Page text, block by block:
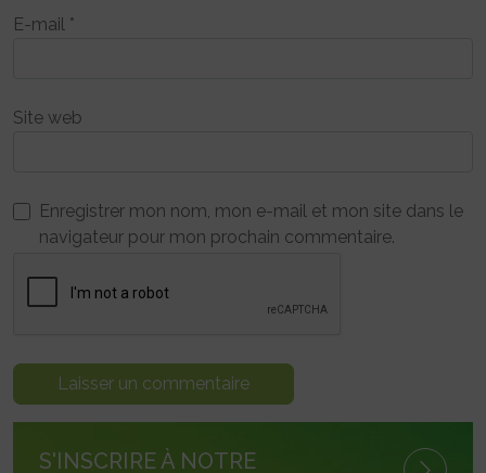
E-mail *
Site web
Enregistrer mon nom, mon e-mail et mon site dans le
navigateur pour mon prochain commentaire.
S'INSCRIRE À NOTRE